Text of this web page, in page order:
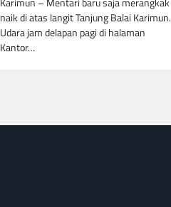
naik di atas langit Tanjung Balai Karimun.
Udara jam delapan pagi di halaman
Kantor…